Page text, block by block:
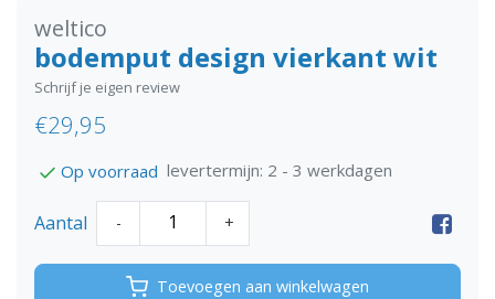
weltico
bodemput design vierkant wit
Schrijf je eigen review
€29,95
Op voorraad levertermijn: 2 - 3 werkdagen
Aantal - +
Toevoegen aan winkelwagen